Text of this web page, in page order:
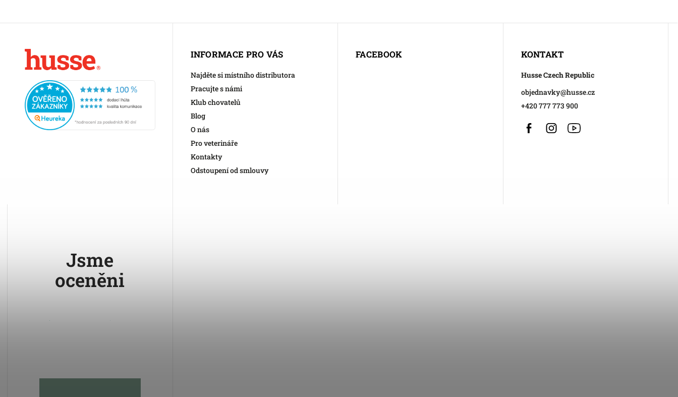
INFORMACE PRO VÁS
Najděte si místního distributora
Pracujte s námi
Klub chovatelů
Blog
O nás
Pro veterináře
Kontakty
Odstoupení od smlouvy
FACEBOOK KONTAKT
Husse Czech Republic
objednavky@husse.cz
+420 777 773 900
FacebookInstagram
Jsme
oceněni